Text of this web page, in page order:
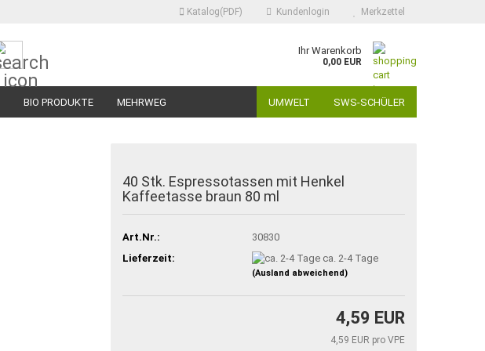
Katalog(PDF) Kundenlogin Merkzettel
Ihr Warenkorb
0,00 EUR
BIO PRODUKTE MEHRWEG UMWELT SWS-SCHÜLER
40 Stk. Espressotassen mit Henkel
Kaffeetasse braun 80 ml
Art.Nr.:
30830
Lieferzeit:
ca. 2-4 Tage
(Ausland abweichend)
4,59 EUR
4,59 EUR pro VPE